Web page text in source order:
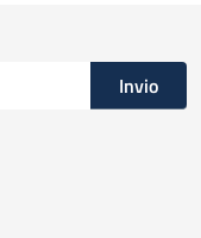
Invio